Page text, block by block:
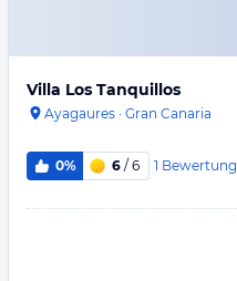
Villa Los Tanquillos
Ayagaures · Gran Canaria
0% 6 / 6 1 Bewertung